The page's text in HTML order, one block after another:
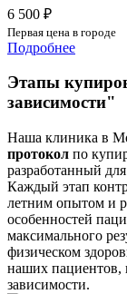
6 500 ₽
Первая цена в городе
Подробнее
Этапы
зависимости"
Наша клиника в
протокол по
разработанный
Каждый этап
летним опытом и
особенностей
максимального
физическом
наших пациентов,
зависимости.